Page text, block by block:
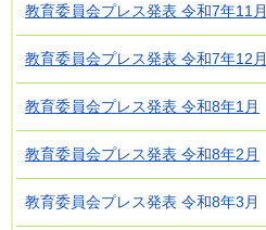
教育委員会プレス発表 令和7年11月
教育委員会プレス発表 令和7年12月
教育委員会プレス発表 令和8年1月
教育委員会プレス発表 令和8年2月
教育委員会プレス発表 令和8年3月